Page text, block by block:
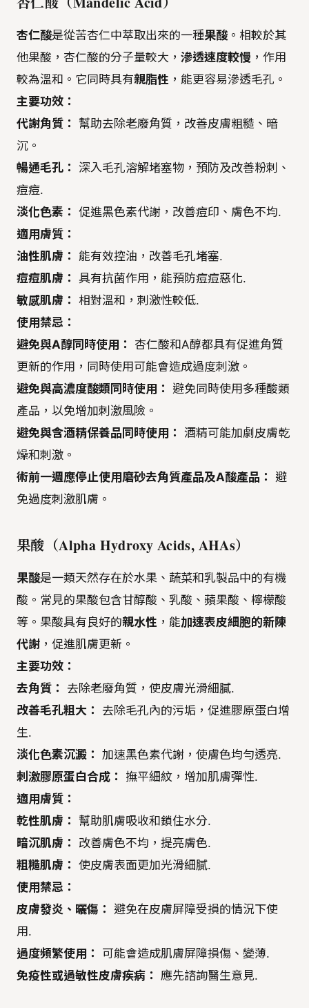
杏仁酸是從苦杏仁中萃取出來的一種果酸。相較於其
他果酸，杏仁酸的分子量較大， 滲透速度較慢 ，作用
較為溫和。它同時具有親脂性 ，能更容易滲透毛孔。
主要功效：
代謝角質： 幫助去除老廢角質，改善皮膚粗糙、暗
沉。
暢通毛孔：
深入毛孔溶解堵塞物，預防及改善粉刺、
痘痘.
淡化色素： 促進黑色素代謝，改善痘印、膚色不均.
適用膚質：
油性肌膚：
能有效控油，改善毛孔堵塞.
痘痘肌膚：
具有抗菌作用，能預防痘痘惡化.
敏感肌膚：
相對溫和，刺激性較低.
使用禁忌：
避免與A醇同時使用：
杏仁酸和A醇都具有促進角質
更新的作用，同時使用可能會造成過度刺激。
避免與高濃度酸類同時使用：
避免同時使用多種酸類
產品，以免增加刺激風險。
避免與含酒精保養品同時使用： 酒精可能加劇皮膚乾
燥和刺激。
術前一週應停止使用磨砂去角質產品及A酸產品：
避
免過度刺激肌膚。
果酸（Alpha Hydroxy Acids, AHAs）
果酸是一類天然存在於水果、蔬菜和乳製品中的有機
酸。常見的果酸包含甘醇酸、乳酸、蘋果酸、檸檬酸
等。果酸具有良好的親水性 ，能加速表皮細胞的新陳
代謝 ，促進肌膚更新。
主要功效：
去角質：
去除老廢角質，使皮膚光滑細膩.
改善毛孔粗大：
去除毛孔內的污垢，促進膠原蛋白增
生.
淡化色素沉澱： 加速黑色素代謝，使膚色均勻透亮.
刺激膠原蛋白合成：
撫平細紋，增加肌膚彈性.
適用膚質：
乾性肌膚： 幫助肌膚吸收和鎖住水分.
暗沉肌膚：
改善膚色不均，提亮膚色.
粗糙肌膚： 使皮膚表面更加光滑細膩.
使用禁忌：
皮膚發炎、曬傷：
避免在皮膚屏障受損的情況下使
用.
過度頻繁使用：
可能會造成肌膚屏障損傷、變薄.
免疫性或過敏性皮膚疾病： 應先諮詢醫生意見.